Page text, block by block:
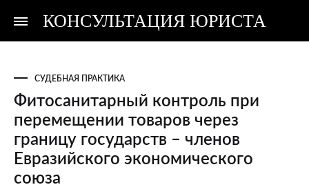
КОНСУЛЬТАЦИЯ ЮРИСТА
Консультация
Консультация
СУДЕБНАЯ ПРАКТИКА
Фитосанитарный контроль при
перемещении товаров через
границу государств – членов
Евразийского экономического
союза